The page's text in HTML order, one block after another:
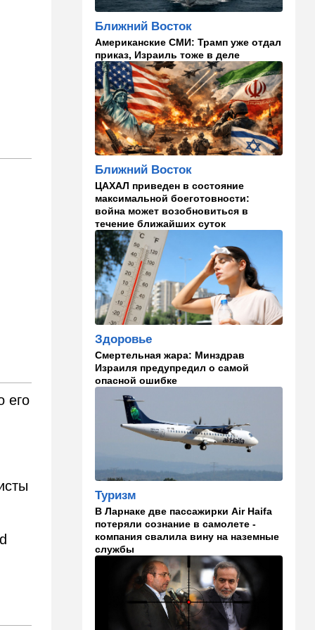
его
11:49 Общество
11 лет в бегах: в Бен-
Гурионе арестован педофил,
орудовавший в Хайфе,
Крайот и Кирьят-Шмоне
11:35 Израиль
США и Израиль могут
перейти к беспрецедентному
оборонному партнерству
11:03 Общество
Найдено сильно
разложившееся тело:
поиски 23-летнего парня
приняли трагический оборот
10:32 Деньги
Где самые дешевые
продукты онлайн
09:57 Технологии
Важнейший совет
экспертов: это может спасти
вас и вашу семью от
стремительно
распространяющейся
угрозы
Мнения
Найдено некоторое решение
09:46 Новости Украины
605 дронов за ночь: в
Ярославле горит НПЗ,
пожары в Тверской и
Курской областях
В мире
Муравейник без самцов и
рабочих: ученые нашли
"общество одних королев"
Ближний Восток
Американские СМИ: Трамп уже отдал
приказ, Израиль тоже в деле
Ближний Восток
ЦАХАЛ приведен в состояние
максимальной боеготовности:
война может возобновиться в
течение ближайших суток
Здоровье
Смертельная жара: Минздрав
Израиля предупредил о самой
опасной ошибке
Туризм
В Ларнаке две пассажирки Air Haifa
потеряли сознание в самолете -
компания свалила вину на наземные
службы